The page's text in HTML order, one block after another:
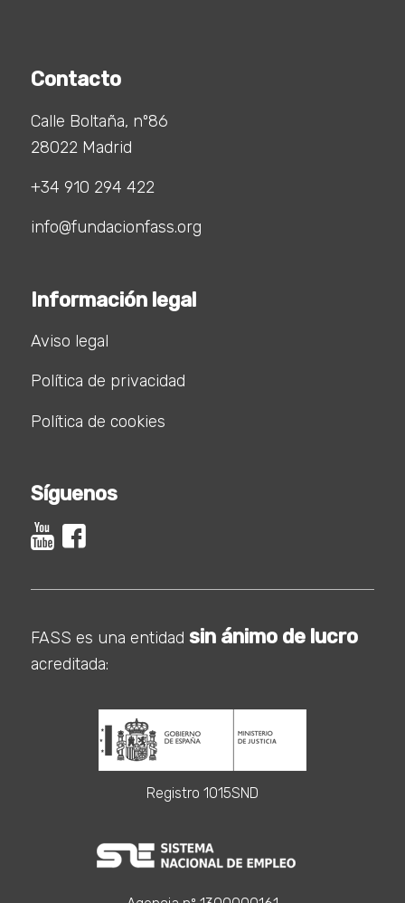
Contacto
Calle Boltaña, nº86
28022 Madrid
+34 910 294 422
info@fundacionfass.org
Información legal
Aviso legal
Política de privacidad
Política de cookies
Síguenos
FASS es una entidad sin ánimo de lucro
acreditada:
Registro 1015SND